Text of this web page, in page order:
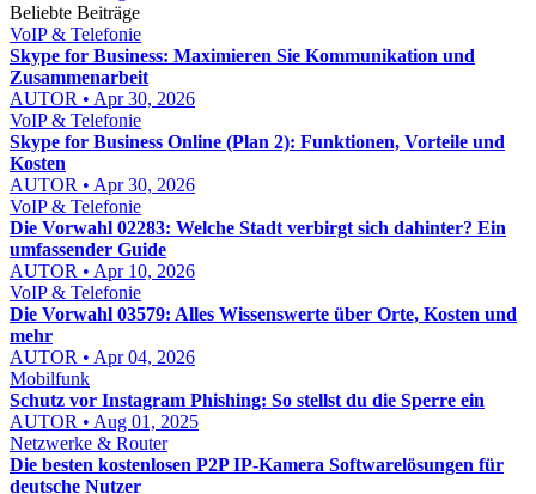
Beliebte Beiträge
VoIP & Telefonie
Skype for Business: Maximieren Sie Kommunikation und
Zusammenarbeit
AUTOR • Apr 30, 2026
VoIP & Telefonie
Skype for Business Online (Plan 2): Funktionen, Vorteile und
Kosten
AUTOR • Apr 30, 2026
VoIP & Telefonie
Die Vorwahl 02283: Welche Stadt verbirgt sich dahinter? Ein
umfassender Guide
AUTOR • Apr 10, 2026
VoIP & Telefonie
Die Vorwahl 03579: Alles Wissenswerte über Orte, Kosten und
mehr
AUTOR • Apr 04, 2026
Mobilfunk
Schutz vor Instagram Phishing: So stellst du die Sperre ein
AUTOR • Aug 01, 2025
Netzwerke & Router
Die besten kostenlosen P2P IP-Kamera Softwarelösungen für
deutsche Nutzer